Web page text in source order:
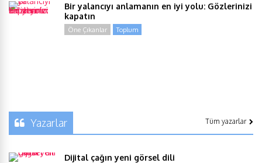
Bir yalancıyı anlamanın en iyi yolu: Gözlerinizi
kapatın
Öne Çıkanlar Toplum
Yazarlar Tüm yazarlar
Dijital çağın yeni görsel dili